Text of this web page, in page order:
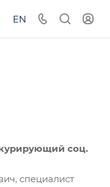
EN
соц.
специалист